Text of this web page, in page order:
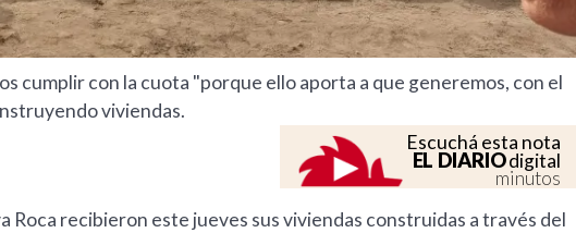
cumplir con la cuota "porque ello aporta a que generemos, con el
viviendas.
Escuchá esta nota
EL DIARIOdigital
minutos
Roca recibieron este jueves sus viviendas construidas a través del